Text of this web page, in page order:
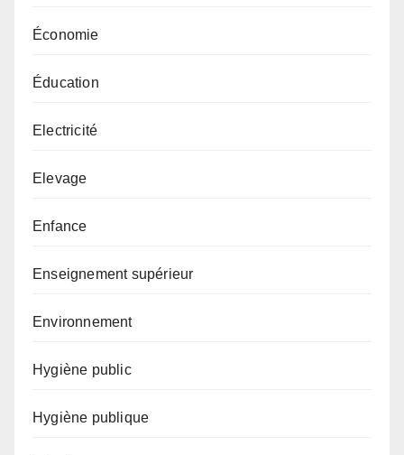
Économie
Éducation
Electricité
Elevage
Enfance
Enseignement supérieur
Environnement
Hygiène public
Hygiène publique